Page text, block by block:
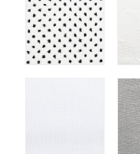
menu
menu
menu